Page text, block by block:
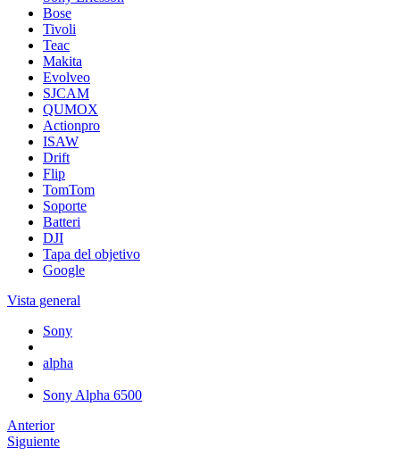
Bose
Tivoli
Teac
Makita
Evolveo
SJCAM
QUMOX
Actionpro
ISAW
Drift
Flip
TomTom
Soporte
Batteri
DJI
Tapa del objetivo
Google
Vista general
Sony
alpha
Sony Alpha 6500
Anterior
Siguiente